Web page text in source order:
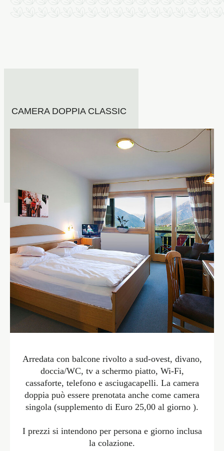
CAMERA DOPPIA CLASSIC
Arredata con balcone rivolto a sud-ovest, divano,
doccia/WC, tv a schermo piatto, Wi-Fi,
cassaforte, telefono e asciugacapelli. La camera
doppia può essere prenotata anche come camera
singola (supplemento di Euro 25,00 al giorno ).
I prezzi si intendono per persona e giorno inclusa
la colazione.